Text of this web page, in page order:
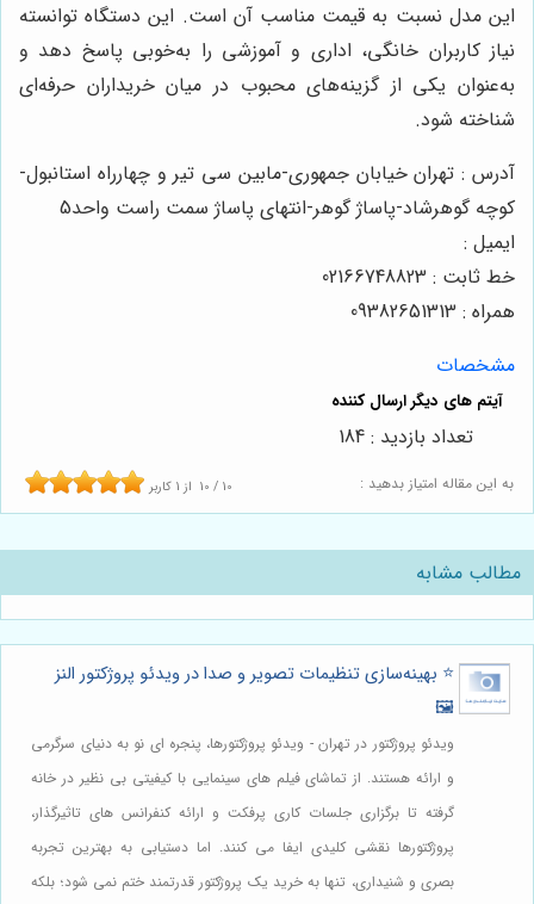
این مدل نسبت به قیمت مناسب آن است. این دستگاه توانسته
نیاز کاربران خانگی، اداری و آموزشی را به‌خوبی پاسخ دهد و
به‌عنوان یکی از گزینه‌های محبوب در میان خریداران حرفه‌ای
شناخته شود.
آدرس : تهران خیابان جمهوری-مابین سی تیر و چهارراه استانبول-
کوچه گوهرشاد-پاساژ گوهر-انتهای پاساژ سمت راست واحد5
ایمیل :
خط ثابت : 02166748823
همراه : 09382651313
مشخصات
به این مقاله امتیاز بدهید : 10 / 10 از 1 کاربر
تعداد بازدید : 184
مطالب مشابه
⭐️ بهینه‌سازی تنظیمات تصویر و صدا در ویدئو پروژکتور النز
🖼️
ویدئو پروژکتور در تهران - ویدئو پروژکتورها، پنجره ای نو به دنیای سرگرمی
و ارائه هستند. از تماشای فیلم های سینمایی با کیفیتی بی نظیر در خانه
گرفته تا برگزاری جلسات کاری پرفکت و ارائه کنفرانس های تاثیرگذار،
پروژکتورها نقشی کلیدی ایفا می کنند. اما دستیابی به بهترین تجربه
بصری و شنیداری، تنها به خرید یک پروژکتور قدرتمند ختم نمی شود؛ بلکه